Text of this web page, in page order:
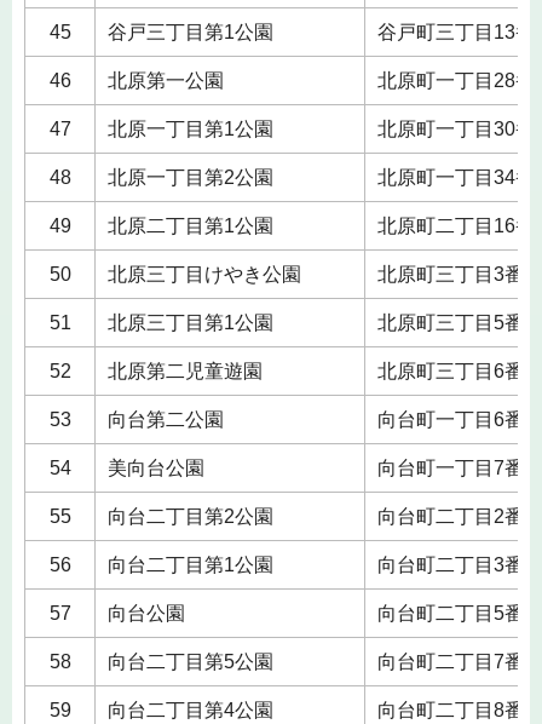
45 谷戸三丁目第1公園 谷戸町三丁目13番
46 北原第一公園 北原町一丁目28番
47 北原一丁目第1公園 北原町一丁目30番
48 北原一丁目第2公園 北原町一丁目34番
49 北原二丁目第1公園 北原町二丁目16番
50 北原三丁目けやき公園 北原町三丁目3番
51 北原三丁目第1公園 北原町三丁目5番
52 北原第二児童遊園 北原町三丁目6番
53 向台第二公園 向台町一丁目6番
54 美向台公園 向台町一丁目7番
55 向台二丁目第2公園 向台町二丁目2番
56 向台二丁目第1公園 向台町二丁目3番
57 向台公園 向台町二丁目5番
58 向台二丁目第5公園 向台町二丁目7番
59 向台二丁目第4公園 向台町二丁目8番